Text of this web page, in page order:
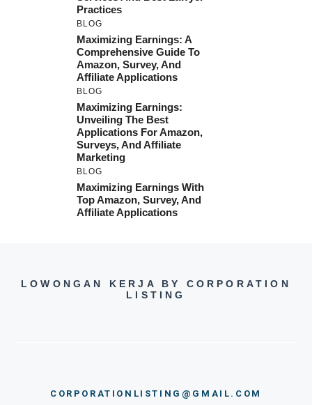
Practices
BLOG
Maximizing Earnings: A
Comprehensive Guide To
Amazon, Survey, And
Affiliate Applications
BLOG
Maximizing Earnings:
Unveiling The Best
Applications For Amazon,
Surveys, And Affiliate
Marketing
BLOG
Maximizing Earnings With
Top Amazon, Survey, And
Affiliate Applications
LOWONGAN KERJA BY CORPORATION
LISTING
CORPORATIONLISTING@GMAIL.COM